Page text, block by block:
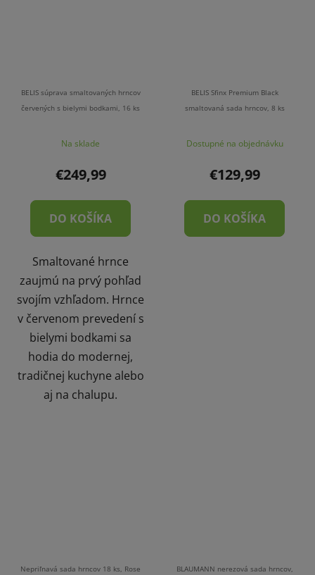
BELIS súprava smaltovaných hrncov
červených s bielymi bodkami, 16 ks
Na sklade
€249,99
DO KOŠÍKA
Smaltované hrnce
zaujmú na prvý pohľad
svojím vzhľadom. Hrnce
v červenom prevedení s
bielymi bodkami sa
hodia do modernej,
tradičnej kuchyne alebo
aj na chalupu.
BELIS Sfinx Premium Black
smaltovaná sada hrncov, 8 ks
Dostupné na objednávku
€129,99
DO KOŠÍKA
Nepriľnavá sada hrncov 18 ks, Rose
BLAUMANN nerezová sada hrncov,